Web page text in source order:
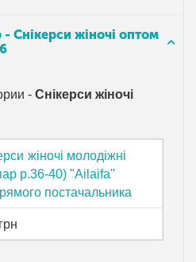
Снікерси жіночі оптом
-Снікерси жіночі
жіночі молодіжні
р.36-40) "Ailaifa"
постачальника